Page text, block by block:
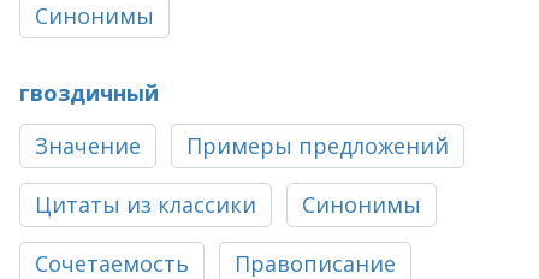
Синонимы
гвоздичный
Значение
Примеры предложений
Цитаты из классики Синонимы
Сочетаемость Правописание